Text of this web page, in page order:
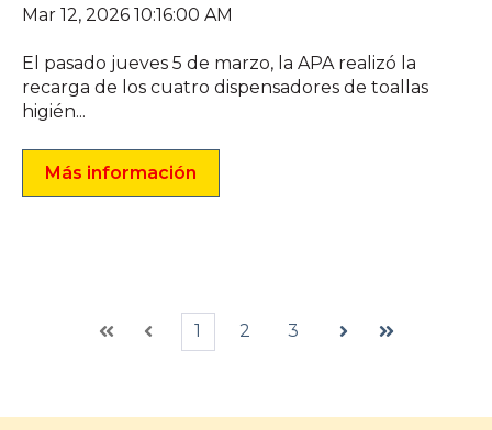
Mar 12, 2026 10:16:00 AM
El pasado jueves 5 de marzo, la APA realizó la
recarga de los cuatro dispensadores de toallas
higién...
Más información
PrimeraAnterior
1 2 3
Siguiente
Última